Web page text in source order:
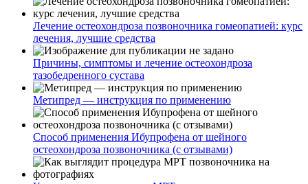
Лечение остеохондроза позвоночника гомеопатией: курс
лечения, лучшие средства
Причины, симптомы и лечение остеохондроза
тазобедренного сустава
Метипред — инструкция по применению
Способ применения Ибупрофена от шейного
остеохондроза позвоночника (с отзывами)